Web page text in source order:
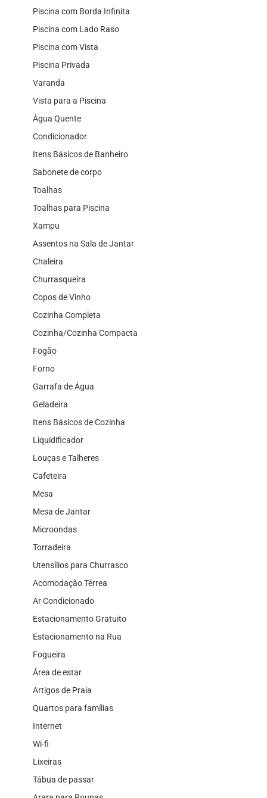
Piscina com Borda Infinita
Piscina com Lado Raso
Piscina com Vista
Piscina Privada
Varanda
Vista para a Piscina
Água Quente
Condicionador
Itens Básicos de Banheiro
Sabonete de corpo
Toalhas
Toalhas para Piscina
Xampu
Assentos na Sala de Jantar
Chaleira
Churrasqueira
Copos de Vinho
Cozinha Completa
Cozinha/Cozinha Compacta
Fogão
Forno
Garrafa de Água
Geladeira
Itens Básicos de Cozinha
Liquidificador
Louças e Talheres
Cafeteira
Mesa
Mesa de Jantar
Microondas
Torradeira
Utensílios para Churrasco
Acomodação Térrea
Ar Condicionado
Estacionamento Gratuito
Estacionamento na Rua
Fogueira
Área de estar
Artigos de Praia
Quartos para famílias
Internet
Wi-fi
Lixeiras
Tábua de passar